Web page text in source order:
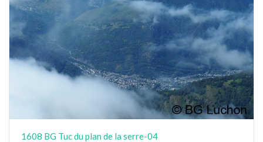
1608 BG Tuc du plan de la serre-04